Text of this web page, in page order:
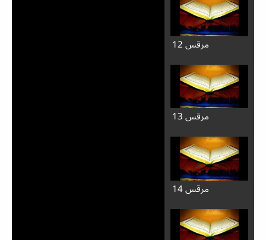
مرقس 12
مرقس 13
مرقس 14